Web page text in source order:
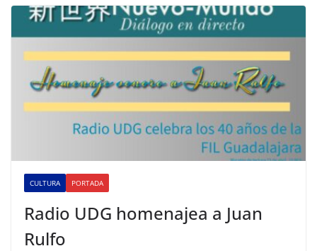
CULTURA PORTADA
Radio UDG homenajea a Juan
Rulfo